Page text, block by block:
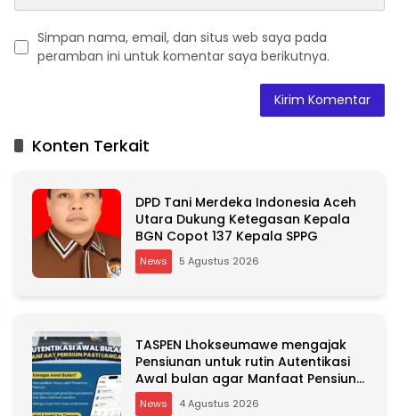
Simpan nama, email, dan situs web saya pada
peramban ini untuk komentar saya berikutnya.
e Konten Terkait
DPD Tani Merdeka Indonesia Aceh
Utara Dukung Ketegasan Kepala
BGN Copot 137 Kepala SPPG
News 5 Agustus 2026
TASPEN Lhokseumawe mengajak
Pensiunan untuk rutin Autentikasi
Awal bulan agar Manfaat Pensiun
tetap Lancar
News 4 Agustus 2026